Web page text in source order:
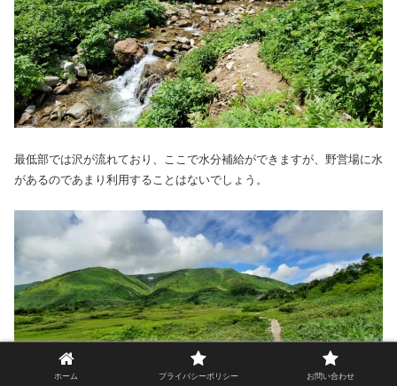
最低部では沢が流れており、ここで水分補給ができますが、野営場に水
があるのであまり利用することはないでしょう。
ホーム プライバシーポリシー お問い合わせ